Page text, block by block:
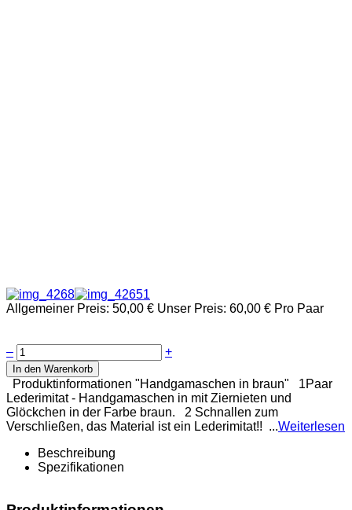
Allgemeiner Preis: 50,00 € Unser Preis: 60,00 € Pro Paar
– +
In den Warenkorb
Produktinformationen "Handgamaschen in braun" 1Paar
Lederimitat - Handgamaschen in mit Ziernieten und
Glöckchen in der Farbe braun. 2 Schnallen zum
Verschließen, das Material ist ein Lederimitat!! ...Weiterlesen
Beschreibung
Spezifikationen